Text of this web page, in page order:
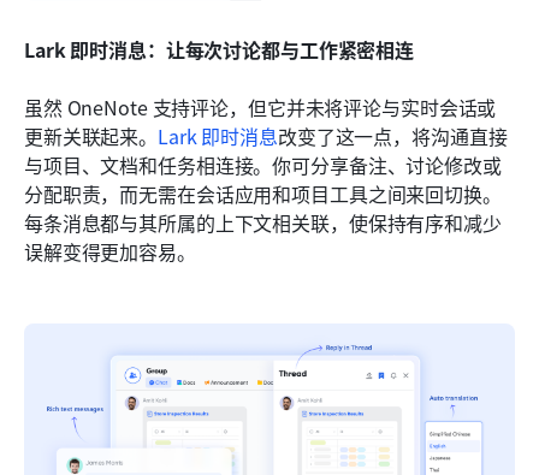
Lark 即时消息：让每次讨论都与工作紧密相连
虽然 OneNote 支持评论，但它并未将评论与实时会话或
更新关联起来。 Lark 即时消息改变了这一点，将沟通直接
与项目、文档和任务相连接。你可分享备注、讨论修改或
分配职责，而无需在会话应用和项目工具之间来回切换。
每条消息都与其所属的上下文相关联，使保持有序和减少
误解变得更加容易。